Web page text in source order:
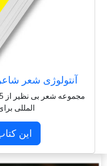
آنتولوژی شعر
المللی
این